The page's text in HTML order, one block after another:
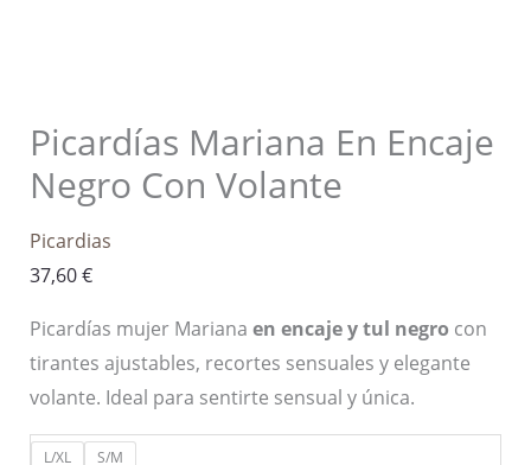
Picardías Mariana En Encaje
Negro Con Volante
Picardias
37,60€
Picardías mujer Mariana en encaje y tul negro con
tirantes ajustables, recortes sensuales y elegante
volante. Ideal para sentirte sensual y única.
L/XL S/M